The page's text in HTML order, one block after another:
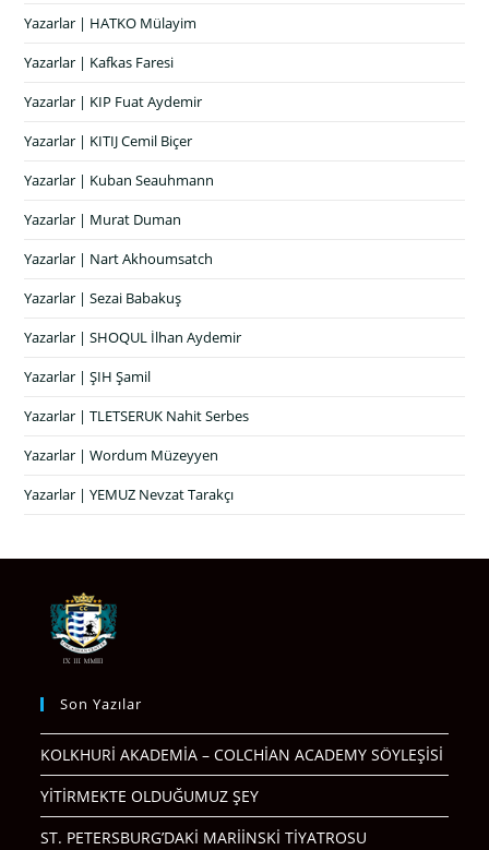
Yazarlar | HATKO Mülayim
Yazarlar | Kafkas Faresi
Yazarlar | KIP Fuat Aydemir
Yazarlar | KITIJ Cemil Biçer
Yazarlar | Kuban Seauhmann
Yazarlar | Murat Duman
Yazarlar | Nart Akhoumsatch
Yazarlar | Sezai Babakuş
Yazarlar | SHOQUL İlhan Aydemir
Yazarlar | ŞIH Şamil
Yazarlar | TLETSERUK Nahit Serbes
Yazarlar | Wordum Müzeyyen
Yazarlar | YEMUZ Nevzat Tarakçı
Son Yazılar
KOLKHURİ AKADEMİA – COLCHİAN ACADEMY SÖYLEŞİSİ
YİTİRMEKTE OLDUĞUMUZ ŞEY
ST. PETERSBURG’DAKİ MARİİNSKİ TİYATROSU